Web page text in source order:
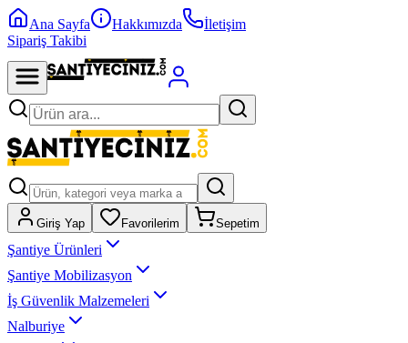
Ana Sayfa Hakkımızda
İletişim
Sipariş Takibi
Giriş Yap Favorilerim Sepetim
Şantiye Ürünleri
Şantiye Mobilizasyon
İş Güvenlik Malzemeleri
Nalburiye